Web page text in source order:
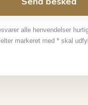
alle henvendelser
markeret med * skal